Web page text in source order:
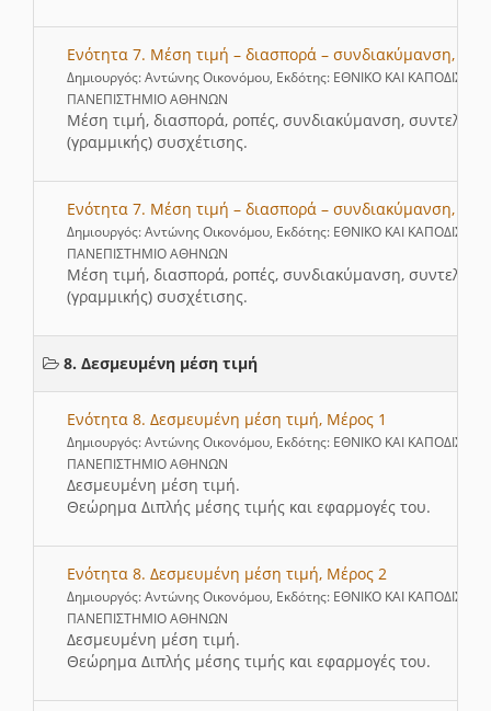
Ενότητα 7. Μέση τιμή – διασπορά – συνδιακύμανση,
Δημιουργός: Αντώνης Οικονόμου, Εκδότης: ΕΘΝΙΚΟ ΚΑΙ
ΠΑΝΕΠΙΣΤΗΜΙΟ ΑΘΗΝΩΝ
Μέση τιμή, διασπορά, ροπές, συνδιακύμανση,
(γραμμικής) συσχέτισης.
Ενότητα 7. Μέση τιμή – διασπορά – συνδιακύμανση,
Δημιουργός: Αντώνης Οικονόμου, Εκδότης: ΕΘΝΙΚΟ ΚΑΙ
ΠΑΝΕΠΙΣΤΗΜΙΟ ΑΘΗΝΩΝ
Μέση τιμή, διασπορά, ροπές, συνδιακύμανση,
(γραμμικής) συσχέτισης.
8. Δεσμευμένη μέση τιμή
Ενότητα 8. Δεσμευμένη μέση τιμή, Μέρος 1
Δημιουργός: Αντώνης Οικονόμου, Εκδότης: ΕΘΝΙΚΟ ΚΑΙ
ΠΑΝΕΠΙΣΤΗΜΙΟ ΑΘΗΝΩΝ
Δεσμευμένη μέση τιμή.
Θεώρημα Διπλής μέσης τιμής και εφαρμογές του.
Ενότητα 8. Δεσμευμένη μέση τιμή, Μέρος 2
Δημιουργός: Αντώνης Οικονόμου, Εκδότης: ΕΘΝΙΚΟ ΚΑΙ
ΠΑΝΕΠΙΣΤΗΜΙΟ ΑΘΗΝΩΝ
Δεσμευμένη μέση τιμή.
Θεώρημα Διπλής μέσης τιμής και εφαρμογές του.